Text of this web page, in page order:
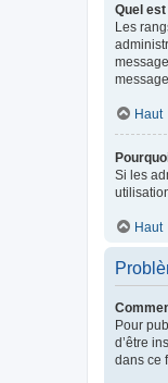
Quel
Les
Haut
Si les
Haut
Pour
d’être
dans ce